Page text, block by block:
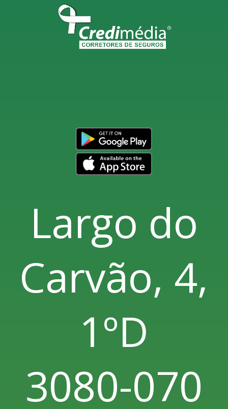
Largo do
Carvão, 4,
1ºD
3080-070